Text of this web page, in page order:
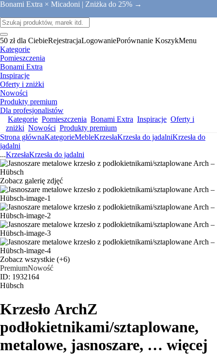
Bonami Extra × Micadoni | Zniżka do 25% →
50 zł dla CiebieRejestracjaLogowaniePorównanie KoszykMenu
Kategorie
Pomieszczenia
Bonami Extra
Inspiracje
Oferty i zniżki
Nowości
Produkty premium
Dla profesjonalistów
Kategorie Pomieszczenia Bonami Extra Inspiracje Oferty i
zniżki Nowości Produkty premium
Strona głównaKategorieMebleKrzesłaKrzesła do jadalniKrzesła do
jadalni
...KrzesłaKrzesła do jadalni
Zobacz galerię zdjęć
Zobacz wszystkie (+6)
PremiumNowość
ID: 1932164
Hübsch
Krzesło ArchZ
podłokietnikami/sztaplowane,
metalowe, jasnoszare, … więcej